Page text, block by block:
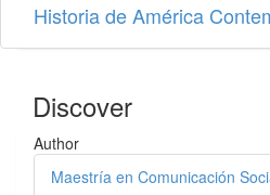
Historia de América
Discover
Author
Maestría en Comunicación